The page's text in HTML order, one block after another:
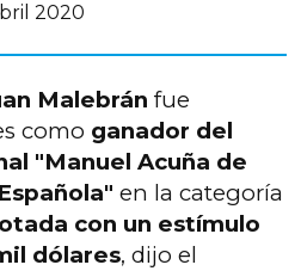
2020
Malebrán fue
como ganador del
"Manuel Acuña de
en la categoría
con un estímulo
dólares, dijo el